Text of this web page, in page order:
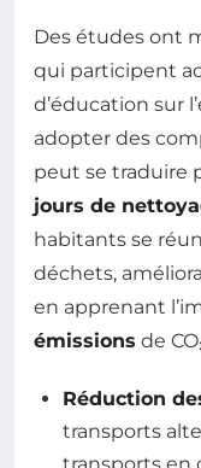
Des études ont
qui participent
d’éducation sur
adopter des
peut se traduire
jours de
habitants se
déchets,
en apprenant
émissions de
Réduction
transports